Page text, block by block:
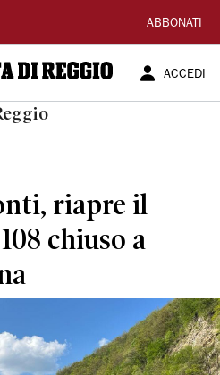
ABBONATI
ACCEDI
riapre il
chiuso a